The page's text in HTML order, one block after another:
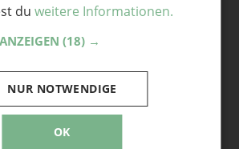
du weitere Informationen.
(18) →
OK
NUR NOTWENDIGE